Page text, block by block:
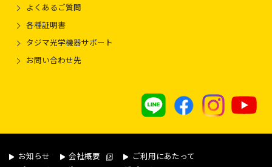
よくあるご質問
各種証明書
タジマ光学機器サポート
お問い合わせ先
お知らせ 会社概要
ご利用にあたって